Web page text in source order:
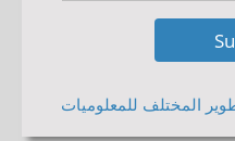
المختلف للمعلوميات